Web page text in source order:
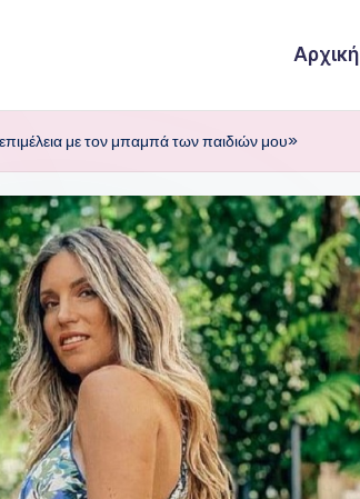
Αρχική
με τον μπαμπά των παιδιών μου»